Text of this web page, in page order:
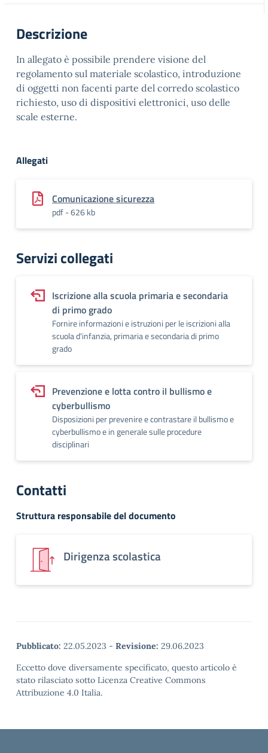
Descrizione
In allegato è possibile prendere visione del
regolamento sul materiale scolastico, introduzione
di oggetti non facenti parte del corredo scolastico
richiesto, uso di dispositivi elettronici, uso delle
scale esterne.
Allegati
Comunicazione sicurezza
pdf - 626 kb
Servizi collegati
Iscrizione alla scuola primaria e secondaria
di primo grado
Fornire informazioni e istruzioni per le iscrizioni alla
scuola d'infanzia, primaria e secondaria di primo
grado
Prevenzione e lotta contro il bullismo e
cyberbullismo
Disposizioni per prevenire e contrastare il bullismo e
cyberbullismo e in generale sulle procedure
disciplinari
Contatti
Struttura responsabile del documento
Dirigenza scolastica
Pubblicato: 22.05.2023 - Revisione: 29.06.2023
Eccetto dove diversamente specificato, questo articolo è
stato rilasciato sotto Licenza Creative Commons
Attribuzione 4.0 Italia.